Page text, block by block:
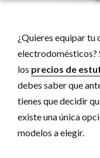
¿Quieres equipar tu
electrodomésticos?
los precios de
debes saber que
tienes que decidir
existe una única
modelos a elegir.